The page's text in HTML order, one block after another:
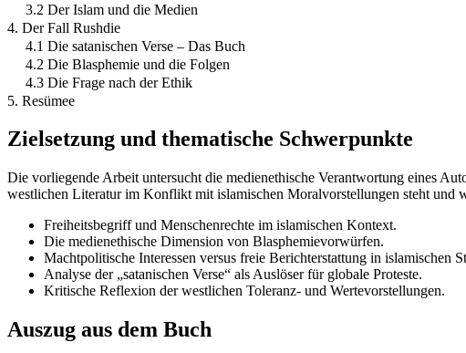
3.2 Der Islam und die Medien
4. Der Fall Rushdie
4.1 Die satanischen Verse – Das Buch
4.2 Die Blasphemie und die Folgen
4.3 Die Frage nach der Ethik
5. Resümee
Zielsetzung und thematische Schwerpunkte
Die vorliegende Arbeit untersucht die medienethische Verantwortung eines
westlichen Literatur im Konflikt mit islamischen Moralvorstellungen steht und
Freiheitsbegriff und Menschenrechte im islamischen Kontext.
Die medienethische Dimension von Blasphemievorwürfen.
Machtpolitische Interessen versus freie Berichterstattung in islamischen
Analyse der „satanischen Verse“ als Auslöser für globale Proteste.
Kritische Reflexion der westlichen Toleranz- und Wertevorstellungen.
Auszug aus dem Buch